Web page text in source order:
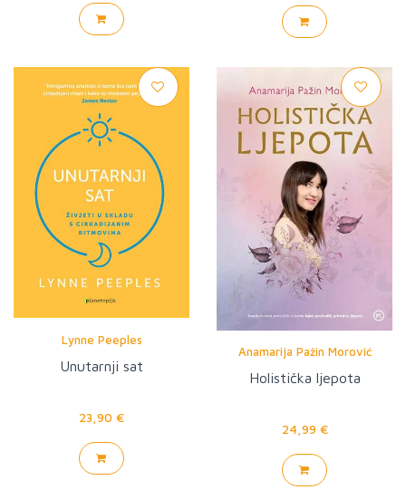
Lynne Peeples
Unutarnji sat
23,90 €
Anamarija Pažin Morović
Holistička ljepota
24,99 €